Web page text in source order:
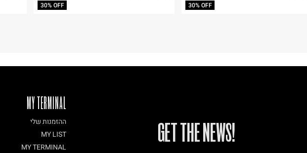
30% OFF 30% OFF
MY TERMINAL
ההזמנות שלי
MY LIST
MY TERMINAL
!GET THE NEWS